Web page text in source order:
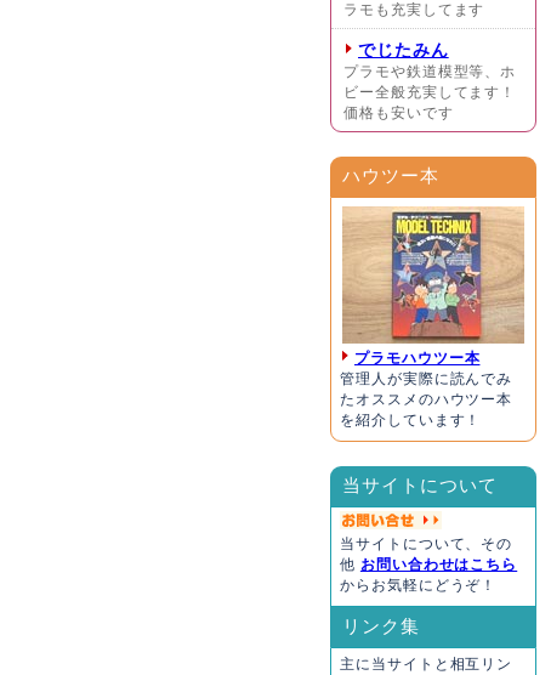
ラモも充実してます
でじたみん
プラモや鉄道模型等、ホ
ビー全般充実してます！
価格も安いです
ハウツー本
プラモハウツー本
管理人が実際に読んでみ
たオススメのハウツー本
を紹介しています！
当サイトについて
当サイトについて、その
他 お問い合わせはこちら
からお気軽にどうぞ！
リンク集
主に当サイトと相互リン